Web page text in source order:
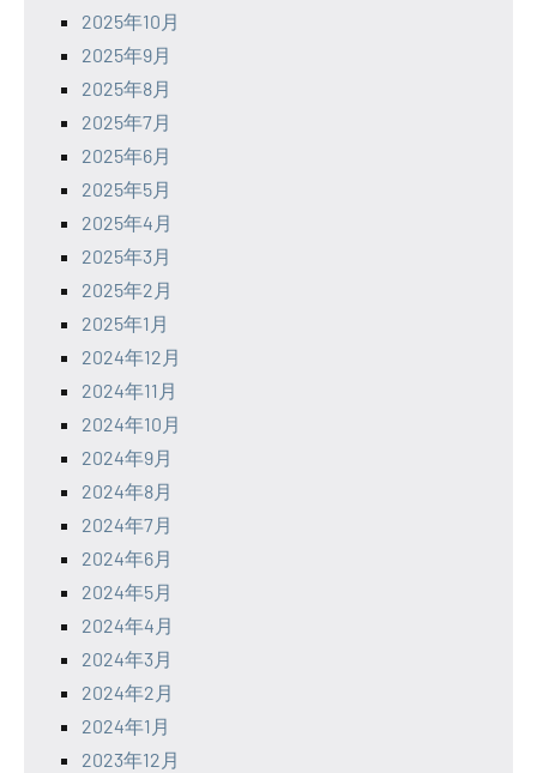
2025年10月
2025年9月
2025年8月
2025年7月
2025年6月
2025年5月
2025年4月
2025年3月
2025年2月
2025年1月
2024年12月
2024年11月
2024年10月
2024年9月
2024年8月
2024年7月
2024年6月
2024年5月
2024年4月
2024年3月
2024年2月
2024年1月
2023年12月